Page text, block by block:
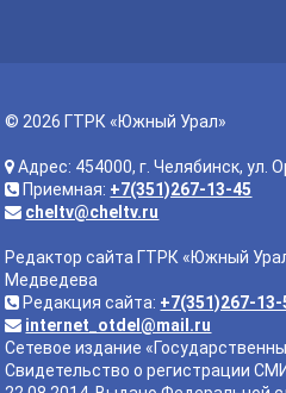
© 2026 ГТРК «Южный Урал»
Адрес: 454000, г. Челябинск, ул.
Приемная: +7(351)267-13-45
cheltv@cheltv.ru
Редактор сайта ГТРК «Южный
Медведева
Редакция сайта: +7(351)267-13-
internet_otdel@mail.ru
Сетевое издание
Свидетельство о регистрации